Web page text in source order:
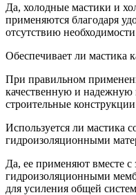
Да, холодные мастики и
применяются благодаря
отсутствию
Обеспечивает ли мастика
При правильном
качественную и
строительные
Используется ли мастика
гидроизоляционными
Да, ее применяют вместе
гидроизоляционными
для усиления общей